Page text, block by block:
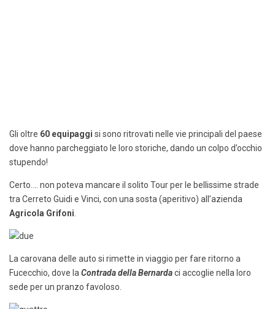
Gli oltre 60 equipaggi si sono ritrovati nelle vie principali del paese
dove hanno parcheggiato le loro storiche, dando un colpo d’occhio
stupendo!
Certo…. non poteva mancare il solito Tour per le bellissime strade
tra Cerreto Guidi e Vinci, con una sosta (aperitivo) all’azienda
Agricola Grifoni
La carovana delle auto si rimette in viaggio per fare ritorno a
Fucecchio, dove la Contrada della Bernardaci accoglie nella loro
sede per un pranzo favoloso.